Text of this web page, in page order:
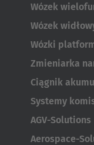
Wózek
Wózek
Wózki
Zmieniarka
Ciągnik
Systemy
AGV-Solutions
Aerospace-